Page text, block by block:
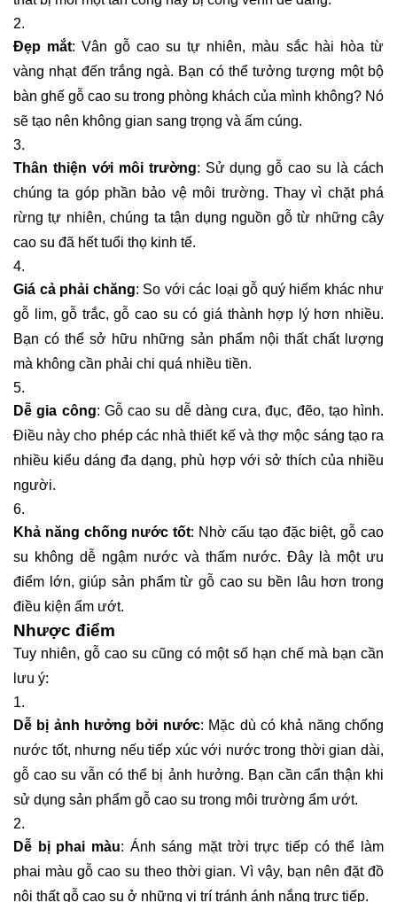
Đẹp mắt: Vân gỗ cao su tự nhiên, màu sắc hài hòa từ
vàng nhạt đến trắng ngà. Bạn có thể tưởng tượng một bộ
bàn ghế gỗ cao su trong phòng khách của mình không? Nó
sẽ tạo nên không gian sang trọng và ấm cúng.
Thân thiện với môi trường: Sử dụng gỗ cao su là cách
chúng ta góp phần bảo vệ môi trường. Thay vì chặt phá
rừng tự nhiên, chúng ta tận dụng nguồn gỗ từ những cây
cao su đã hết tuổi thọ kinh tế.
Giá cả phải chăng: So với các loại gỗ quý hiếm khác như
gỗ lim, gỗ trắc, gỗ cao su có giá thành hợp lý hơn nhiều.
Bạn có thể sở hữu những sản phẩm nội thất chất lượng
mà không cần phải chi quá nhiều tiền.
Dễ gia công: Gỗ cao su dễ dàng cưa, đục, đẽo, tạo hình.
Điều này cho phép các nhà thiết kế và thợ mộc sáng tạo ra
nhiều kiểu dáng đa dạng, phù hợp với sở thích của nhiều
người.
Khả năng chống nước tốt: Nhờ cấu tạo đặc biệt, gỗ cao
su không dễ ngậm nước và thấm nước. Đây là một ưu
điểm lớn, giúp sản phẩm từ gỗ cao su bền lâu hơn trong
điều kiện ẩm ướt.
Nhược điểm
Tuy nhiên, gỗ cao su cũng có một số hạn chế mà bạn cần
lưu ý:
Dễ bị ảnh hưởng bởi nước: Mặc dù có khả năng chống
nước tốt, nhưng nếu tiếp xúc với nước trong thời gian dài,
gỗ cao su vẫn có thể bị ảnh hưởng. Bạn cần cẩn thận khi
sử dụng sản phẩm gỗ cao su trong môi trường ẩm ướt.
Dễ bị phai màu: Ánh sáng mặt trời trực tiếp có thể làm
phai màu gỗ cao su theo thời gian. Vì vậy, bạn nên đặt đồ
nội thất gỗ cao su ở những vị trí tránh ánh nắng trực tiếp.